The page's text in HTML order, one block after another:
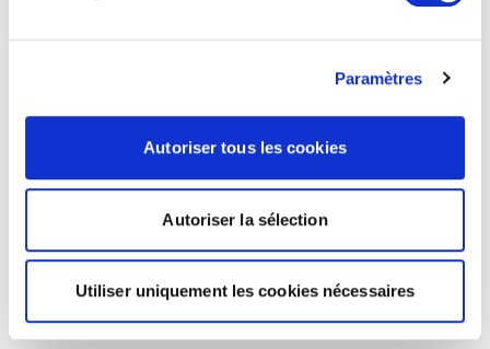
Paramètres
Autoriser tous les cookies
Autoriser la sélection
Utiliser uniquement les cookies nécessaires